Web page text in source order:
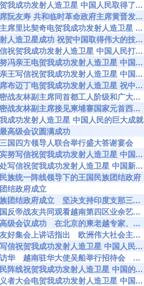
我成功发射人造卫星 中国人民取得了...
阮友寿 共和临时革命政府主席黄晋发...
席里比契奇电贺我成功发射人造卫星 ...
人造卫星成功 祝贺中国取得伟大的技...
祝贺我成功发射人造卫星 中国人民打...
冯亲王电贺我成功发射人造卫星 中国...
王写信祝贺我成功发射人造卫星 中国...
布迈丁电贺我成功发射人造卫星 祝中...
战友林副主席同首都工人阶级和广大...
战友林副主席接见柬埔寨国家元首西...
成功发射人造卫星 中国人民的巨大成就
高级会议圆满成功
国四方领导人联合举行盛大答谢宴会
努写信祝贺我成功发射人造卫星 中国...
写信祝贺我成功发射人造卫星 中国新...
族统一阵线领导下的王国民族团结政府
结政府成立
团结政府成立 坚决支持印度支那三...
反帝战友共同观看越南第四区业余艺...
级会议成功 在北京的柬老越专家、...
好集会上讲话指出 欧洲伟大社会主...
信祝贺我成功发射人造卫星 中国人民...
访华 越南驻华大使吴船举行招待会 ...
阵线祝贺我成功发射人造卫星 中国的...
者大会电贺我成功发射人造卫星 中国...